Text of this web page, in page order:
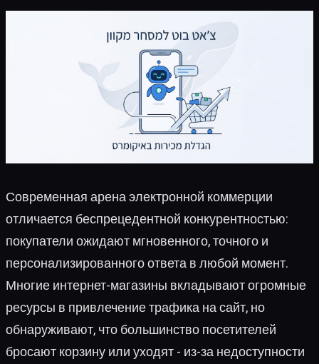
Современная арена электронной коммерции
отличается беспрецедентной конкурентностью:
покупатели ожидают мгновенного, точного и
персонализированного ответа в любой момент.
Многие интернет-магазины вкладывают огромные
ресурсы в привлечение трафика на сайт, но
обнаруживают, что большинство посетителей
бросают корзину или уходят - из-за недоступности